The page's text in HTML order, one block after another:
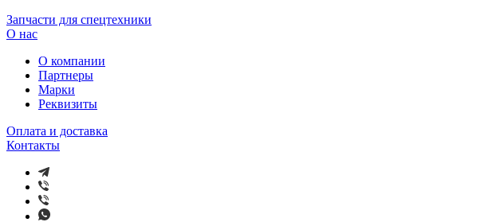
Запчасти для спецтехники
О нас
О компании
Партнеры
Марки
Реквизиты
Оплата и доставка
Контакты